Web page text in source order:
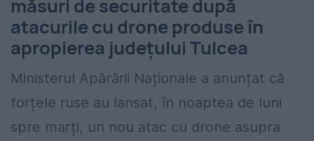
măsuri de securitate după
atacurile cu drone produse în
apropierea județului Tulcea
Ministerul Apărării Naționale a anunțat că
forțele ruse au lansat, în noaptea de luni
spre marți, un nou atac cu drone asupra